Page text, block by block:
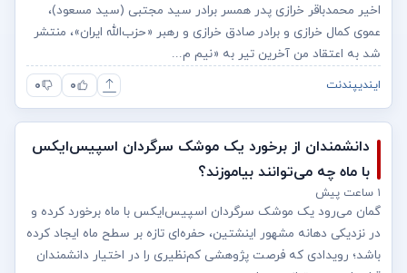
اخیر محمدباقر خرازی پدر همسر برادر سید مجتبی (سید مسعود)،
عموی کمال خرازی و برادر صادق خرازی و رهبر «حزب‌الله ایران»، منتشر
شد به اعتقاد من آخرین تیر به «نیم م...
ایندیپندنت ۰ ۰
دانشمندان از برخورد یک موشک سرگردان اسپیس‌ایکس
با ماه چه می‌توانند بیاموزند؟
۱ ساعت پیش
گمان می‌رود یک موشک سرگردان اسپیس‌ایکس با ماه برخورد کرده و
در نزدیکی دهانه مشهور اینشتین، حفره‌ای تازه بر سطح ماه ایجاد کرده
باشد؛ رویدادی که فرصت پژوهشی کم‌نظیری را در اختیار دانشمندان